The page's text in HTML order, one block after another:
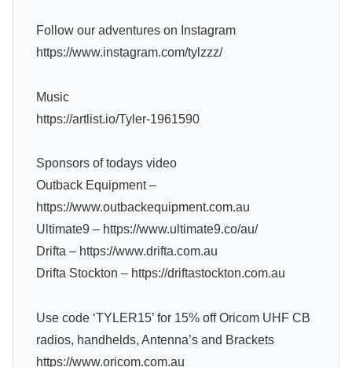
Follow our adventures on Instagram
https://www.instagram.com/tylzzz/
Music
https://artlist.io/Tyler-1961590
Sponsors of todays video
Outback Equipment –
https://www.outbackequipment.com.au
Ultimate9 – https://www.ultimate9.co/au/
Drifta – https://www.drifta.com.au
Drifta Stockton – https://driftastockton.com.au
Use code ‘TYLER15’ for 15% off Oricom UHF CB
radios, handhelds, Antenna’s and Brackets
https://www.oricom.com.au